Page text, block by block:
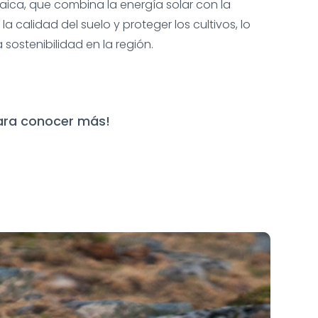
que combina la energía solar con la
calidad del suelo y proteger los cultivos, lo
en la región.
conocer más!